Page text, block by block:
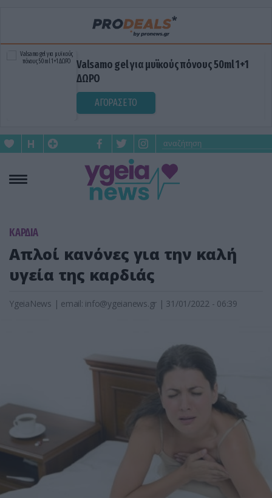
Valsamo gel για μυϊκούς πόνους 50ml 1+1
ΔΩΡΟ
ΑΓΟΡΑΣΕ ΤΟ
KΑΡΔΙΑ
Απλοί κανόνες για την καλή
υγεία της καρδιάς
YgeiaNews | email: info@ygeianews.gr | 31/01/2022 - 06:39